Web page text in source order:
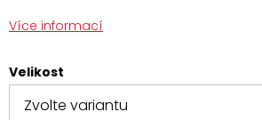
Více informací
Velikost